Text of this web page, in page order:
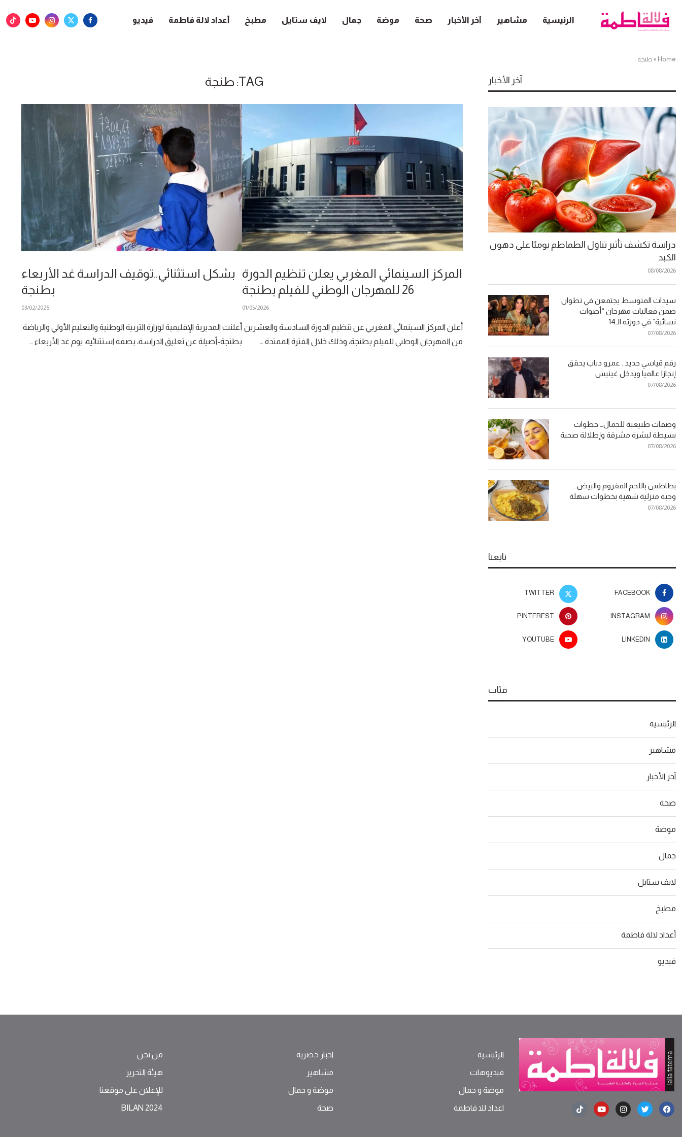
الرئيسية مشاهير آخر الأخبار صحة موضة جمال لايف ستايل مطبخ أعداد لالة فاطمة فيديو
Home
» طنجة
TAG: طنجة
المركز السينمائي المغربي يعلن تنظيم الدورة
26 للمهرجان الوطني للفيلم بطنجة
01/05/2026
أعلن المركز السينمائي المغربي عن تنظيم الدورة السادسة والعشرين
من المهرجان الوطني للفيلم بطنجة، وذلك خلال الفترة الممتدة …
بشكل استثنائي..توقيف الدراسة غد الأربعاء
بطنجة
03/02/2026
أعلنت المديرية الإقليمية لوزارة التربية الوطنية والتعليم الأولي والرياضة
بطنجة-أصيلة عن تعليق الدراسة، بصفة استثنائية، يوم غد الأربعاء …
آخر الأخبار
دراسة تكشف تأثير تناول الطماطم يوميًا على دهون
الكبد
08/08/2026
سيدات المتوسط يجتمعن في تطوان
ضمن فعاليات مهرجان “أصوات
نسائية” في دورته الـ14
07/08/2026
رقم قياسي جديد.. عمرو دياب يحقق
إنجازا عالميا ويدخل غينيس
07/08/2026
وصفات طبيعية للجمال… خطوات
بسيطة لبشرة مشرقة وإطلالة صحية
07/08/2026
بطاطس باللحم المفروم والبيض…
وجبة منزلية شهية بخطوات سهلة
07/08/2026
تابعنا
FACEBOOK
TWITTER
INSTAGRAM
PINTEREST
LINKEDIN
YOUTUBE
فئات
الرئيسية
مشاهير
آخر الأخبار
صحة
موضة
جمال
لايف ستايل
مطبخ
أعداد لالة فاطمة
فيديو
الرئيسية
فيديوهات
موضة ‫و‬ ‫‬‫جمال‬
اعداد للا فاطمة
اخبار حصرية
مشاهير
موضة ‫و‬ ‫‬‫جمال‬
صحة
من نحن
هيئة التحرير
للإعلان على موقعنا
BILAN 2024